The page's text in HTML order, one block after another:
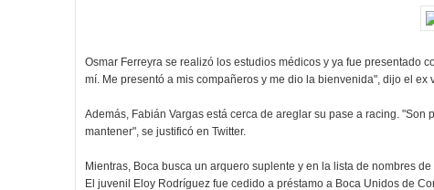
Osmar Ferreyra se realizó los estudios médicos y ya fue presentado
mí. Me presentó a mis compañeros y me dio la bienvenida", dijo el ex
Además, Fabián Vargas está cerca de areglar su pase a racing.
mantener", se justificó en Twitter.
Mientras, Boca busca un arquero suplente y en la lista de nombres
El juvenil Eloy Rodríguez fue cedido a préstamo a Boca Unidos de